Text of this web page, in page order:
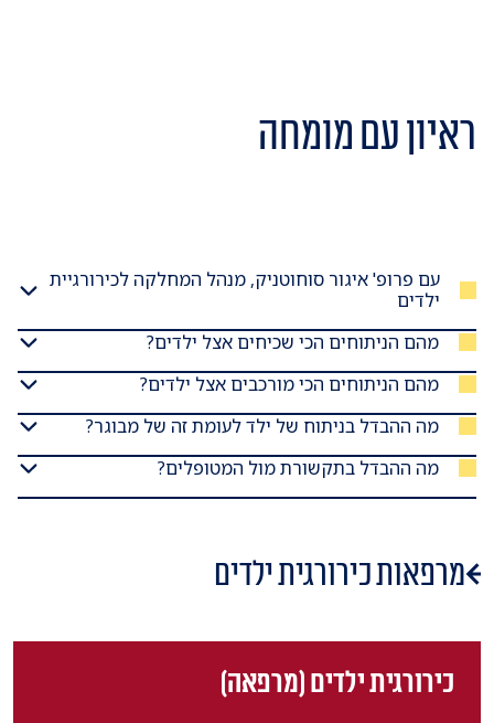
ראיון עם מומחה
עם פרופ' איגור סוחוטניק, מנהל המחלקה לכירורגיית
ילדים
מהם הניתוחים הכי שכיחים אצל ילדים?
מהם הניתוחים הכי מורכבים אצל ילדים?
מה ההבדל בניתוח של ילד לעומת זה של מבוגר?
מה ההבדל בתקשורת מול המטופלים?
מרפאות כירורגית ילדים
כירורגית ילדים (מרפאה)